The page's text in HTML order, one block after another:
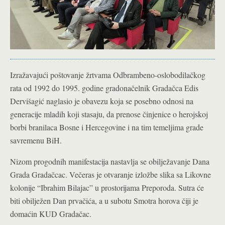
Izražavajući poštovanje žrtvama Odbrambeno-oslobodilačkog
rata od 1992 do 1995. godine gradonačelnik Gradačca Edis
Dervišagić naglasio je obavezu koja se posebno odnosi na
generacije mladih koji stasaju, da prenose činjenice o herojskoj
borbi branilaca Bosne i Hercegovine i na tim temeljima grade
savremenu BiH.
Nizom progodnih manifestacija nastavlja se obilježavanje Dana
Grada Gradačcac. Večeras je otvaranje izložbe slika sa Likovne
kolonije “Ibrahim Bilajac” u prostorijama Preporoda. Sutra će
biti obilježen Dan prvačića, a u subotu Smotra horova čiji je
domaćin KUD Gradačac.